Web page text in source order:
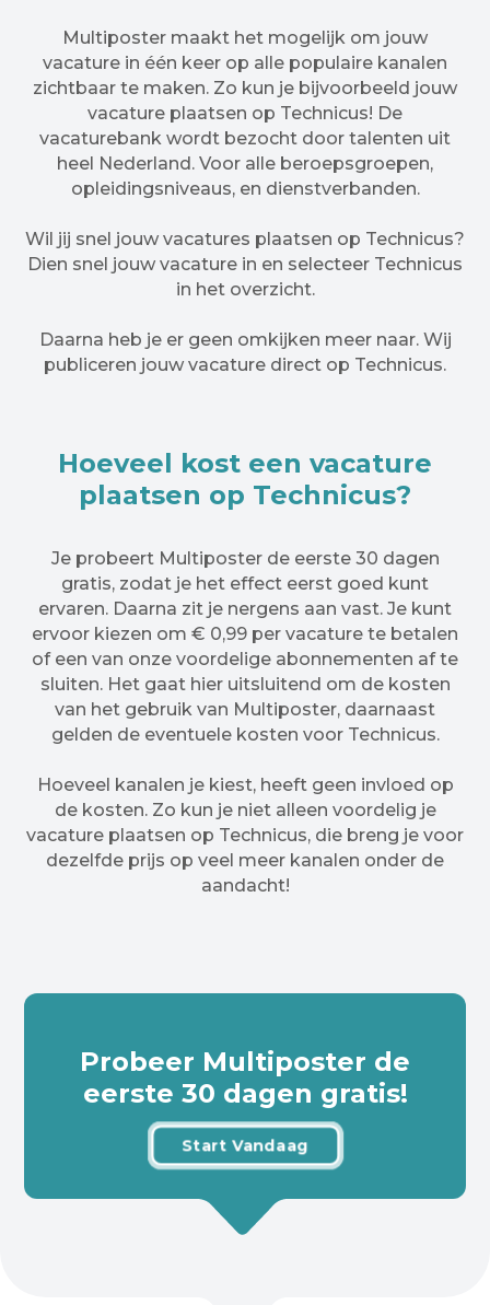
Multiposter maakt het mogelijk om jouw
vacature in één keer op alle populaire kanalen
zichtbaar te maken. Zo kun je bijvoorbeeld jouw
vacature plaatsen op Technicus! De
vacaturebank wordt bezocht door talenten uit
heel Nederland. Voor alle beroepsgroepen,
opleidingsniveaus, en dienstverbanden.
Wil jij snel jouw vacatures plaatsen op Technicus?
Dien snel jouw vacature in en selecteer Technicus
in het overzicht.
Daarna heb je er geen omkijken meer naar. Wij
publiceren jouw vacature direct op Technicus.
Hoeveel kost een vacature
plaatsen op Technicus?
Je probeert Multiposter de eerste 30 dagen
gratis, zodat je het effect eerst goed kunt
ervaren. Daarna zit je nergens aan vast. Je kunt
ervoor kiezen om € 0,99 per vacature te betalen
of een van onze voordelige abonnementen af te
sluiten. Het gaat hier uitsluitend om de kosten
van het gebruik van Multiposter, daarnaast
gelden de eventuele kosten voor Technicus.
Hoeveel kanalen je kiest, heeft geen invloed op
de kosten. Zo kun je niet alleen voordelig je
vacature plaatsen op Technicus, die breng je voor
dezelfde prijs op veel meer kanalen onder de
aandacht!
Probeer Multiposter de
eerste 30 dagen gratis!
Start Vandaag